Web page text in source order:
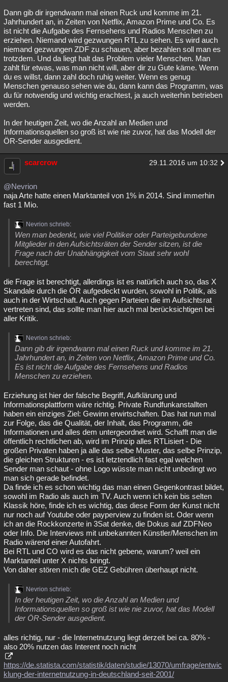
Dann gib dir irgendwann mal einen Ruck und komme im 21.
Jahrhundert an, in Zeiten von Netflix, Amazon Prime und Co. Es
ist nicht die Aufgabe des Fernsehens und Radios Menschen zu
erziehen. Niemand wird gezwungen RTL zu sehen. Es wird auch
niemand gezwungen ZDF zu schauen, aber bezahlen soll man es
trotzdem. Und da liegt halt das Problem vieler Menschen. Man
zahlt für etwas, was man nicht will, aber dir zu Gute käme. Wenn
du es willst, dann zahl doch ruhig weiter. Wenn es genug
Menschen genauso sehen wie du, dann kann das Programm, was
du für notwendig und wichtig erachtest, ja auch weiterhin betrieben
werden.
In der heutigen Zeit, wo die Anzahl an Medien und
Informationsquellen so groß ist wie nie zuvor, hat das Modell der
ÖR-Sender ausgedient.
scarcrow 29.11.2016 um 10:32
@Nevrion
naja Arte hatte einen Marktanteil von 1% in 2014. Sind immerhin
fast 1 Mio.
Nevrion schrieb:
Wen man bedenkt, wie viel Politiker oder Parteigebundene
Mitglieder in den Aufsichtsräten der Sender sitzen, ist die
Frage nach der Unabhängigkeit vom Staat sehr wohl
berechtigt.
die Frage ist berechtigt, allerdings ist es natürlich auch so, das X
Skandale durch die ÖR aufgedeckt wurden, sowohl in Politik, als
auch in der Wirtschaft. Auch gegen Parteien die im Aufsichtsrat
vertreten sind, das sollte man hier auch mal berücksichtigen bei
aller Kritik.
Nevrion schrieb:
Dann gib dir irgendwann mal einen Ruck und komme im 21.
Jahrhundert an, in Zeiten von Netflix, Amazon Prime und Co.
Es ist nicht die Aufgabe des Fernsehens und Radios
Menschen zu erziehen.
Erziehung ist hier der falsche Begriff, Aufklärung und
Informationsplattform wäre richtig. Private Rundfunkanstallten
haben ein einziges Ziel: Gewinn erwirtschaften. Das hat nun mal
zur Folge, das die Qualität, der Inhalt, das Programm, die
Informationen und alles dem untergeordnet wird. Schafft man die
öffentlich rechtlichen ab, wird im Prinzip alles RTLisiert - Die
großen Privaten haben ja alle das selbe Muster, das selbe Prinzip,
die gleichen Strukturen - es ist letztendlich fast egal welchen
Sender man schaut - ohne Logo wüsste man nicht unbedingt wo
man sich gerade befindet.
Da finde ich es schon wichtig das man einen Gegenkontrast bildet,
sowohl im Radio als auch im TV. Auch wenn ich kein bis selten
Klassik höre, finde ich es wichtig, das diese Form der Kunst nicht
nur noch auf Youtube oder payperview zu finden ist. Oder wenn
ich an die Rockkonzerte in 3Sat denke, die Dokus auf ZDFNeo
oder Info. Die Interviews mit unbekannten Künstler/Menschen im
Radio wärend einer Autofahrt.
Bei RTL und CO wird es das nicht gebene, warum? weil ein
Marktanteil unter X nichts bringt.
Von daher stören mich die GEZ Gebühren überhaupt nicht.
Nevrion schrieb:
In der heutigen Zeit, wo die Anzahl an Medien und
Informationsquellen so groß ist wie nie zuvor, hat das Modell
der ÖR-Sender ausgedient.
alles richtig, nur - die Internetnutzung liegt derzeit bei ca. 80% -
also 20% nutzen das Interent noch nicht
https://de.statista.com/statistik/daten/studie/13070/umfrage/entwic
klung-der-internetnutzung-in-deutschland-seit-2001/